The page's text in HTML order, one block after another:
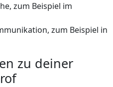
zum Beispiel im
zum Beispiel in
zu deiner